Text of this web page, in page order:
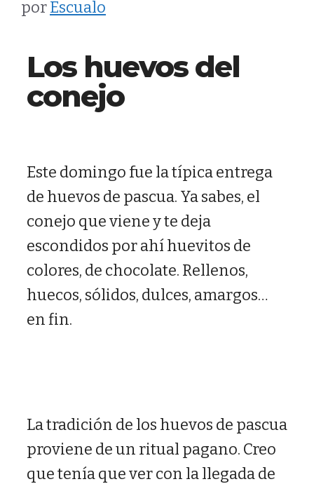
contenido
porEscualo
Los huevos del
conejo
Este domingo fue la típica entrega
de huevos de pascua. Ya sabes, el
conejo que viene y te deja
escondidos por ahí huevitos de
colores, de chocolate. Rellenos,
huecos, sólidos, dulces, amargos…
en fin.
La tradición de los huevos de pascua
proviene de un ritual pagano. Creo
que tenía que ver con la llegada de